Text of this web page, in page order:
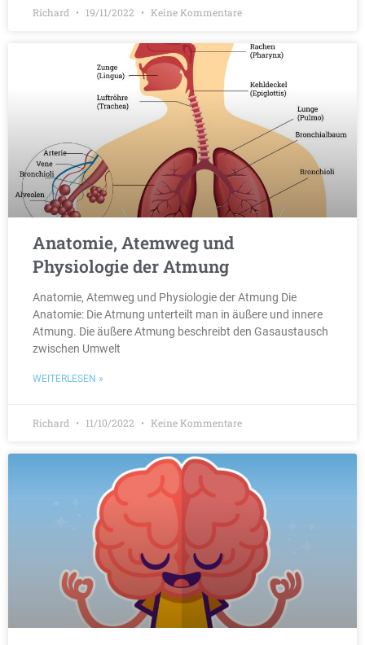
Richard 19/11/2022 Keine Kommentare
Anatomie, Atemweg und
Physiologie der Atmung
Anatomie, Atemweg und Physiologie der Atmung Die
Anatomie: Die Atmung unterteilt man in äußere und innere
Atmung. Die äußere Atmung beschreibt den Gasaustausch
zwischen Umwelt
WEITERLESEN »
Richard 11/10/2022 Keine Kommentare